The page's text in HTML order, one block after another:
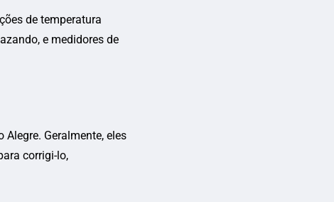
de temperatura
e medidores de
Geralmente, eles
corrigi-lo,